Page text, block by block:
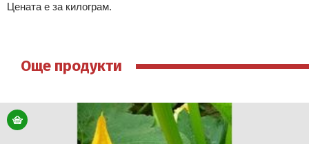
Цената е за килограм.
Още продукти